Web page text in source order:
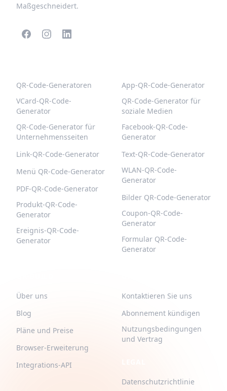
Maßgeschneidert.
QR-Code-Generatoren
VCard-QR-Code-
Generator
QR-Code-Generator für
Unternehmensseiten
Link-QR-Code-Generator
Menü QR-Code-Generator
PDF-QR-Code-Generator
Produkt-QR-Code-
Generator
Ereignis-QR-Code-
Generator
App-QR-Code-Generator
QR-Code-Generator für
soziale Medien
Facebook-QR-Code-
Generator
Text-QR-Code-Generator
WLAN-QR-Code-
Generator
Bilder QR-Code-Generator
Coupon-QR-Code-
Generator
Formular QR-Code-
Generator
Über uns
Blog
Pläne und Preise
Browser-Erweiterung
Integrations-API
Kontaktieren Sie uns
Abonnement kündigen
Nutzungsbedingungen
und Vertrag
Datenschutzrichtlinie